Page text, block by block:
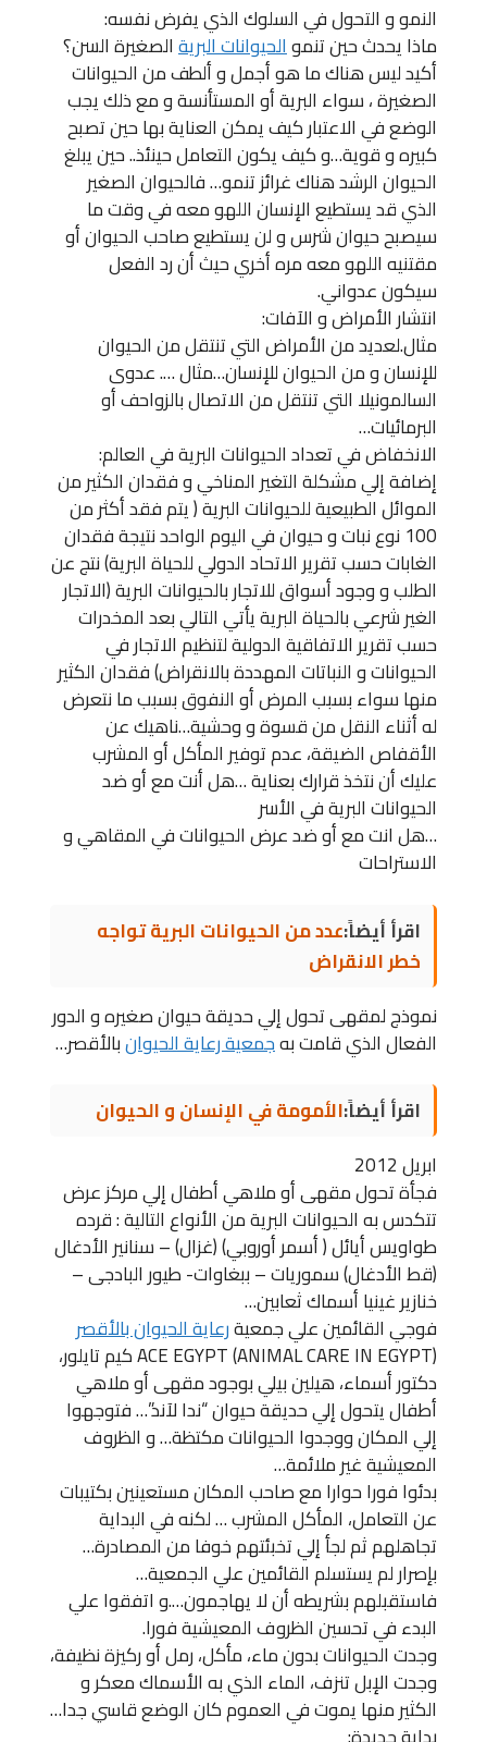
النمو و التحول في السلوك الذي يفرض نفسه:
ماذا يحدث حين تنموالحيوانات البريةالصغيرة السن؟
أكيد ليس هناك ما هو أجمل و ألطف من الحيوانات
الصغيرة ، سواء البرية أو المستأنسة و مع ذلك يجب
الوضع في الاعتبار كيف يمكن العناية بها حين تصبح
كبيره و قوية…و كيف يكون التعامل حينئذ.. حين يبلغ
الحيوان الرشد هناك غرائز تنمو… فالحيوان الصغير
الذي قد يستطيع الإنسان اللهو معه في وقت ما
سيصبح حيوان شرس و لن يستطيع صاحب الحيوان أو
مقتنيه اللهو معه مره أخري حيث أن رد الفعل
سيكون عدواني.
انتشار الأمراض و الآفات:
مثال.لعديد من الأمراض التي تنتقل من الحيوان
للإنسان و من الحيوان للإنسان…مثال …. عدوى
السالمونيلا التي تنتقل من الاتصال بالزواحف أو
البرمائيات…
الانخفاض في تعداد الحيوانات البرية في العالم:
إضافة إلي مشكلة التغير المناخي و فقدان الكثير من
الموائل الطبيعية للحيوانات البرية ( يتم فقد أكثر من
100 نوع نبات و حيوان في اليوم الواحد نتيجة فقدان
الغابات حسب تقرير الاتحاد الدولي للحياة البرية) نتج عن
الطلب و وجود أسواق للاتجار بالحيوانات البرية (الاتجار
الغير شرعي بالحياة البرية يأتي التالي بعد المخدرات
حسب تقرير الاتفاقية الدولية لتنظيم الاتجار في
الحيوانات و النباتات المهددة بالانقراض) فقدان الكثير
منها سواء بسبب المرض أو النفوق بسبب ما نتعرض
له أثناء النقل من قسوة و وحشية…ناهيك عن
الأقفاص الضيقة، عدم توفير المأكل أو المشرب
عليك أن نتخذ قرارك بعناية …هل أنت مع أو ضد
الحيوانات البرية في الأسر
…هل انت مع أو ضد عرض الحيوانات في المقاهي و
الاستراحات
اقرأ أيضاً:عدد من الحيوانات البرية تواجه
خطر الانقراض
نموذج لمقهى تحول إلي حديقة حيوان صغيره و الدور
الفعال الذي قامت بهجمعية رعاية الحيوانبالأقصر…
اقرأ أيضاً:الأمومة في الإنسان و الحيوان
ابريل 2012
فجأة تحول مقهى أو ملاهي أطفال إلي مركز عرض
تتكدس به الحيوانات البرية من الأنواع التالية : قرده
طواويس أيائل ( أسمر أوروبي) (غزال) – سنانير الأدغال
(قط الأدغال) سموريات – ببغاوات- طيور البادجى –
خنازير غينيا أسماك ثعابين…
فوجي القائمين علي جمعيةرعاية الحيوان بالأقصر
ACE EGYPT (ANIMAL CARE IN EGYPT) كيم تايلور،
دكتور أسماء، هيلين بيلي بوجود مقهى أو ملاهي
أطفال يتحول إلي حديقة حيوان “ندا لآند”… فتوجهوا
إلي المكان ووجدوا الحيوانات مكتظة… و الظروف
المعيشية غير ملائمة…
بدئوا فورا حوارا مع صاحب المكان مستعينين بكتيبات
عن التعامل، المأكل المشرب … لكنه في البداية
تجاهلهم ثم لجأ إلي تخبئتهم خوفا من المصادرة…
بإصرار لم يستسلم القائمين علي الجمعية…
فاستقبلهم بشريطه أن لا يهاجمون….و اتفقوا علي
البدء في تحسين الظروف المعيشية فورا.
وجدت الحيوانات بدون ماء، مأكل، رمل أو ركيزة نظيفة،
وجدت الإبل تنزف، الماء الذي به الأسماك معكر و
الكثير منها يموت في العموم كان الوضع قاسي جدا…